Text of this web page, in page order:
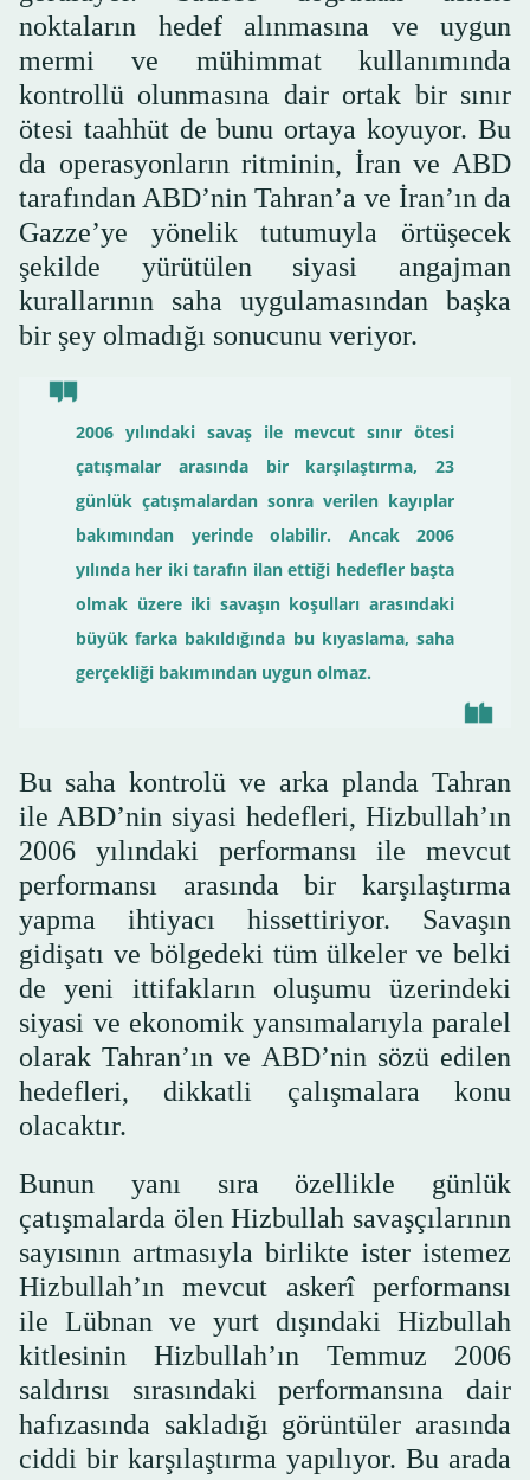
noktaların hedef alınmasına ve uygun
mermi ve mühimmat kullanımında
kontrollü olunmasına dair ortak bir sınır
ötesi taahhüt de bunu ortaya koyuyor. Bu
da operasyonların ritminin, İran ve ABD
tarafından ABD’nin Tahran’a ve İran’ın da
Gazze’ye yönelik tutumuyla örtüşecek
şekilde yürütülen siyasi angajman
kurallarının saha uygulamasından başka
bir şey olmadığı sonucunu veriyor.
2006 yılındaki savaş ile mevcut sınır ötesi
çatışmalar arasında bir karşılaştırma, 23
günlük çatışmalardan sonra verilen kayıplar
bakımından yerinde olabilir. Ancak 2006
yılında her iki tarafın ilan ettiği hedefler başta
olmak üzere iki savaşın koşulları arasındaki
büyük farka bakıldığında bu kıyaslama, saha
gerçekliği bakımından uygun olmaz.
Bu saha kontrolü ve arka planda Tahran
ile ABD’nin siyasi hedefleri, Hizbullah’ın
2006 yılındaki performansı ile mevcut
performansı arasında bir karşılaştırma
yapma ihtiyacı hissettiriyor. Savaşın
gidişatı ve bölgedeki tüm ülkeler ve belki
de yeni ittifakların oluşumu üzerindeki
siyasi ve ekonomik yansımalarıyla paralel
olarak Tahran’ın ve ABD’nin sözü edilen
hedefleri, dikkatli çalışmalara konu
olacaktır.
Bunun yanı sıra özellikle günlük
çatışmalarda ölen Hizbullah savaşçılarının
sayısının artmasıyla birlikte ister istemez
Hizbullah’ın mevcut askerî performansı
ile Lübnan ve yurt dışındaki Hizbullah
kitlesinin Hizbullah’ın Temmuz 2006
saldırısı sırasındaki performansına dair
hafızasında sakladığı görüntüler arasında
ciddi bir karşılaştırma yapılıyor. Bu arada